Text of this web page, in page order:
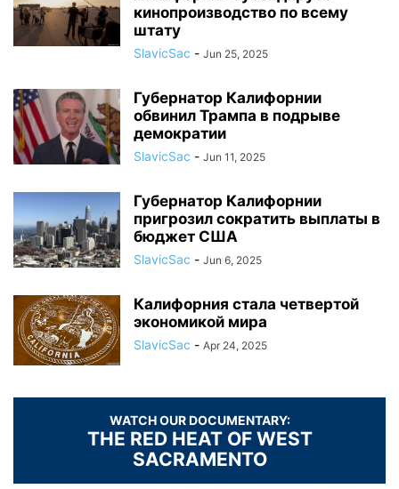
кинопроизводство по всему
штату
SlavicSac - Jun 25, 2025
Губернатор Калифорнии
обвинил Трампа в подрыве
демократии
SlavicSac - Jun 11, 2025
Губернатор Калифорнии
пригрозил сократить выплаты в
бюджет США
SlavicSac - Jun 6, 2025
Калифорния стала четвертой
экономикой мира
SlavicSac - Apr 24, 2025
WATCH OUR DOCUMENTARY:
THE RED HEAT OF WEST
SACRAMENTO